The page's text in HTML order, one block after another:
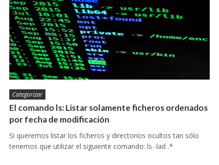
Categorizar
El comando ls: Listar solamente ficheros ordenados
por fecha de modificación
Si queremos listar los ficheros y directorios ocultos tan sólo
tenemos que utilizar el siguiente comando: ls -lad .*